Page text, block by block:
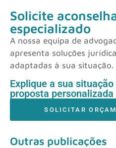
Solicite
especializado
A nossa equipa de
apresenta soluções
adaptadas à sua situação.
Explique a sua
proposta personalizada
SOLICITAR
Outras publicações